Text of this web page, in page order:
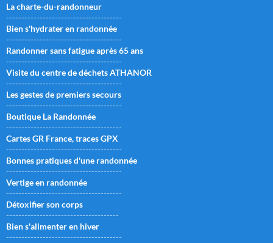
La charte-du-randonneur
--------------------------------------
Bien s'hydrater en randonnée
--------------------------------------
Randonner sans fatigue après 65 ans
--------------------------------------
Visite du centre de déchets ATHANOR
--------------------------------------
Les gestes de premiers secours
--------------------------------------
Boutique La Randonnée
--------------------------------------
Cartes GR France, traces GPX
--------------------------------------
Bonnes pratiques d'une randonnée
--------------------------------------
Vertige en randonnée
--------------------------------------
Détoxifier son corps
-------------------------------------
Bien s'alimenter en hiver
--------------------------------------